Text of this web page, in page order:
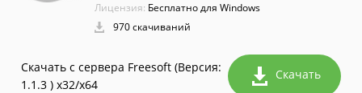
Лицензия: Бесплатно для Windows
970 скачиваний
Скачать с сервера Freesoft (Версия:
1.1.3 ) x32/x64
Скачать